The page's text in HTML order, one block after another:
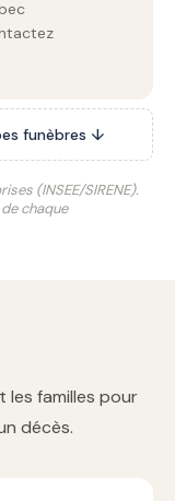
funèbres ↓
(INSEE/SIRENE).
chaque
les familles pour
décès.